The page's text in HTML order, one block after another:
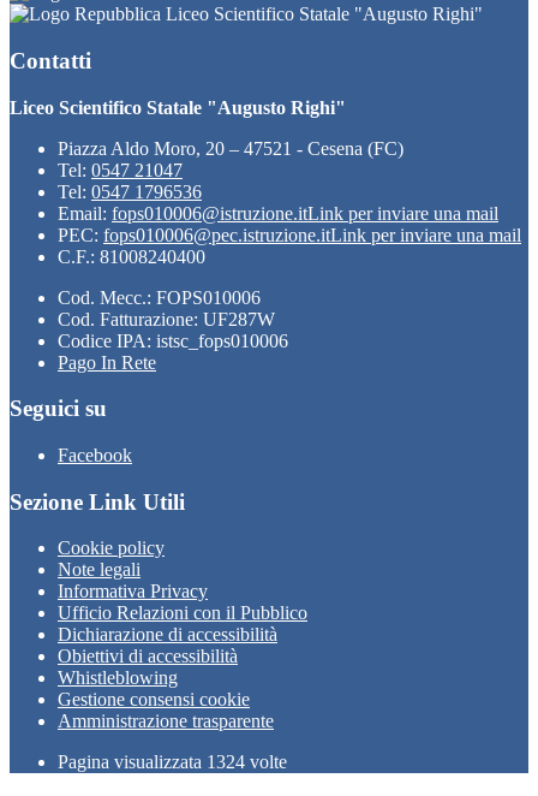
Liceo Scientifico Statale "Augusto Righi"
Contatti
Liceo Scientifico Statale "Augusto Righi"
Piazza Aldo Moro, 20 – 47521 - Cesena (FC)
Tel: 0547 21047
Tel: 0547 1796536
Email: fops010006@istruzione.itLink per inviare una mail
PEC: fops010006@pec.istruzione.itLink per inviare una mail
C.F.: 81008240400
Cod. Mecc.: FOPS010006
Cod. Fatturazione: UF287W
Codice IPA: istsc_fops010006
Pago In Rete
Seguici su
Facebook
Sezione Link Utili
Cookie policy
Note legali
Informativa Privacy
Ufficio Relazioni con il Pubblico
Dichiarazione di accessibilità
Obiettivi di accessibilità
Whistleblowing
Gestione consensi cookie
Amministrazione trasparente
Pagina visualizzata 1324 volte